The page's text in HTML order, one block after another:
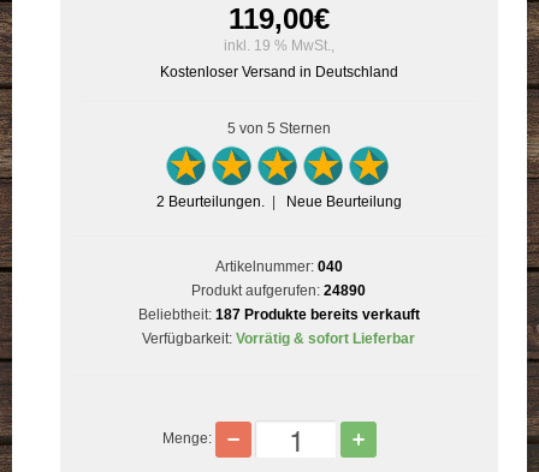
119,00€
inkl. 19 % MwSt.,
Kostenloser Versand in Deutschland
5 von 5 Sternen
2 Beurteilungen.| Neue Beurteilung
Artikelnummer:040
Produkt aufgerufen: 24890
Beliebtheit: 187 Produkte bereits verkauft
Verfügbarkeit: Vorrätig & sofort Lieferbar
Menge: